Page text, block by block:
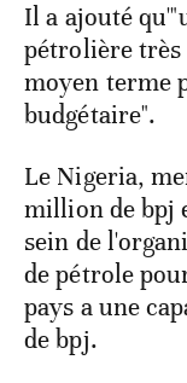
Il a ajouté
pétrolière très
moyen terme
budgétaire".
Le Nigeria,
million de bpj
sein de
de pétrole
pays a une
de bpj.